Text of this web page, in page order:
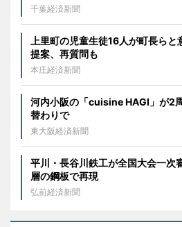
千葉経済新聞
上里町の児童生徒16人が町長ら
提案、再質問も
本庄経済新聞
河内小阪の「cuisine HAGI」が2
替わりで
東大阪経済新聞
平川・長谷川鉄工が全国大会一
層の鋼板で再現
弘前経済新聞